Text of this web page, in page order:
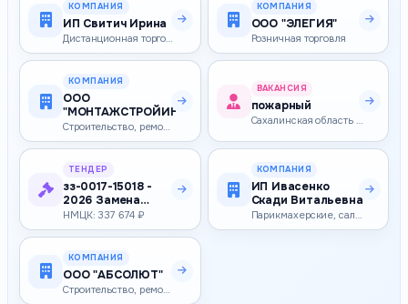
КОМПАНИЯ
ИП Свитич Ирина
Дистанционная торговля
КОМПАНИЯ
ООО "ЭЛЕГИЯ"
Розничная торговля
КОМПАНИЯ
ООО
"МОНТАЖСТРОЙИНЖИНИРИНГ"
Строительство, ремонт и реконструкция зданий и сооружений
ВАКАНСИЯ
пожарный
ТЕНДЕР
зз-0017-15018 -
2026 Замена
дверных блоков
центрального…
НМЦК: 337 674 ₽
КОМПАНИЯ
ИП Ивасенко
Скади Витальевна
Парикмахерские, салоны красоты
КОМПАНИЯ
ООО "АБСОЛЮТ"
Строительство, ремонт и реконструкция зданий и сооружений